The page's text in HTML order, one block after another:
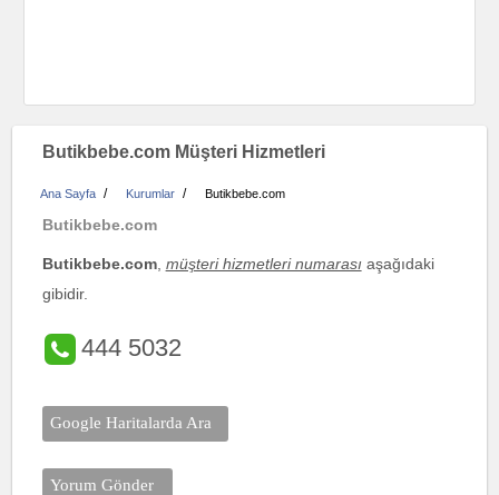
Butikbebe.com Müşteri Hizmetleri
Ana Sayfa / Kurumlar / Butikbebe.com
Butikbebe.com
Butikbebe.com, müşteri hizmetleri numarasıaşağıdaki
gibidir.
444 5032
Google Haritalarda Ara
Yorum Gönder